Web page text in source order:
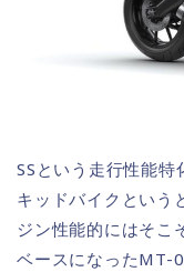
SSという走行性能
キッドバイクという
ジン性能的にはそこ
ベースになったMT-